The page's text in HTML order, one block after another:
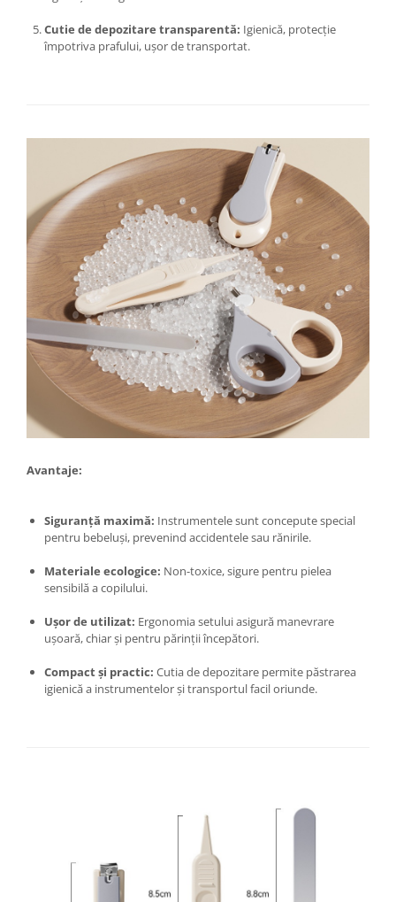
Chiuvete bucatarie compozit
Chiuvete inox
Coloane de dus
Climatizare si echipamente de
Aere conditionate
Echipamente pt incalzire
Panouri solare
Paturi electrice cu incalzire
Sobe pe lemne
Umidificatoare
Ventilatoare
Kituri de siguranta si supravietuire
Kit-uri siguranta auto
Kit-uri Supravietuire si Accesorii
Camping
Accesorii ingrijire casa
Aparate de calcat
Aspiratoare electrice
Cutii depozitare diverse
Cutii depozitare medicamente
Cutii pentru chei
Dulapuri si rafturi de depozitare
Maturi, mopuri si galeti
Organizatoare imbracaminte si
Uscatoare si standere haine
Masini de carnati si accesorii
Espressoare si cafetiere
Cutie de depozitare transparentă: Igienică, protecție
împotriva prafului, ușor de transportat.
Avantaje:
Siguranță maximă: Instrumentele sunt concepute special
pentru bebeluși, prevenind accidentele sau rănirile.
Materiale ecologice: Non-toxice, sigure pentru pielea
sensibilă a copilului.
Ușor de utilizat: Ergonomia setului asigură manevrare
ușoară, chiar și pentru părinții începători.
Compact și practic: Cutia de depozitare permite păstrarea
igienică a instrumentelor și transportul facil oriunde.